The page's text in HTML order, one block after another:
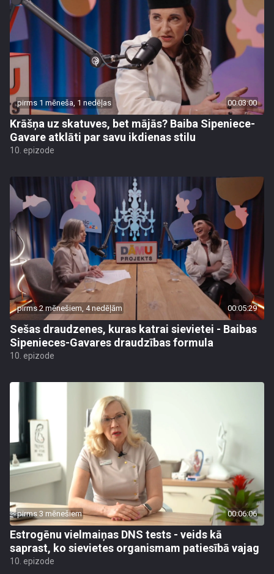
pirms 1 mēneša, 1 nedēļas 00:03:00
Krāšņa uz skatuves, bet mājās? Baiba Sipeniece-
Gavare atklāti par savu ikdienas stilu
10. epizode
pirms 2 mēnešiem, 4 nedēļām 00:05:29
Sešas draudzenes, kuras katrai sievietei - Baibas
Sipenieces-Gavares draudzības formula
10. epizode
pirms 3 mēnešiem 00:06:06
Estrogēnu vielmaiņas DNS tests - veids kā
saprast, ko sievietes organismam patiesībā vajag
10. epizode